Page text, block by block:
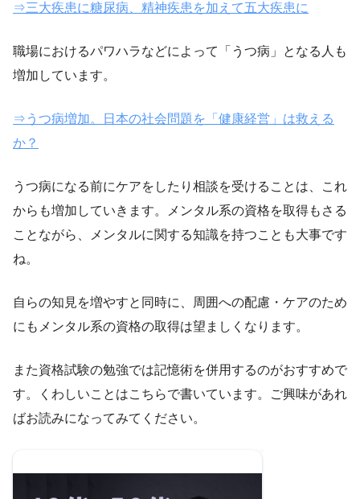
⇒三大疾患に糖尿病、精神疾患を加えて五大疾患に
職場におけるパワハラなどによって「うつ病」となる人も
増加しています。
⇒うつ病増加。日本の社会問題を「健康経営」は救える
か？
うつ病になる前にケアをしたり相談を受けることは、これ
からも増加していきます。メンタル系の資格を取得もさる
ことながら、メンタルに関する知識を持つことも大事です
ね。
自らの知見を増やすと同時に、周囲への配慮・ケアのため
にもメンタル系の資格の取得は望ましくなります。
また資格試験の勉強では記憶術を併用するのがおすすめで
す。くわしいことはこちらで書いています。ご興味があれ
ばお読みになってみてください。